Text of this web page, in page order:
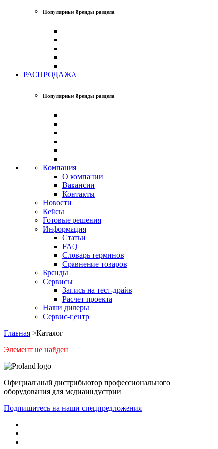
Популярные бренды раздела
РАСПРОДАЖА
Популярные бренды раздела
Компания
О компании
Вакансии
Контакты
Новости
Кейсы
Готовые решения
Информация
Статьи
FAQ
Словарь терминов
Сравнение товаров
Бренды
Сервисы
Запись на тест-драйв
Расчет проекта
Наши дилеры
Сервис-центр
Главная >Каталог
Элемент не найден
Официальный дистрибьютор профессионального
оборудования для медиаиндустрии
Подпишитесь на наши спецпредложения